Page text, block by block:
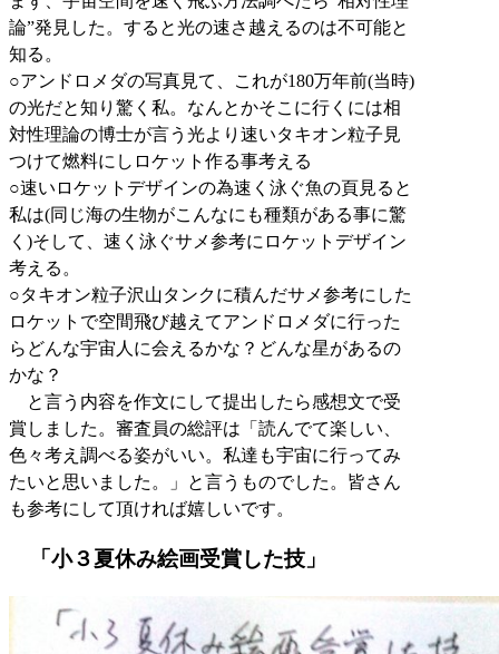
論”発見した。すると光の速さ越えるのは不可能と
知る。
○アンドロメダの写真見て、これが180万年前(当時)
の光だと知り驚く私。なんとかそこに行くには相
対性理論の博士が言う光より速いタキオン粒子見
つけて燃料にしロケット作る事考える
○速いロケットデザインの為速く泳ぐ魚の頁見ると
私は(同じ海の生物がこんなにも種類がある事に驚
く)そして、速く泳ぐサメ参考にロケットデザイン
考える。
○タキオン粒子沢山タンクに積んだサメ参考にした
ロケットで空間飛び越えてアンドロメダに行った
らどんな宇宙人に会えるかな？どんな星があるの
かな？
と言う内容を作文にして提出したら感想文で受
賞しました。審査員の総評は「読んでて楽しい、
色々考え調べる姿がいい。私達も宇宙に行ってみ
たいと思いました。」と言うものでした。皆さん
も参考にして頂ければ嬉しいです。
「小３夏休み絵画受賞した技」